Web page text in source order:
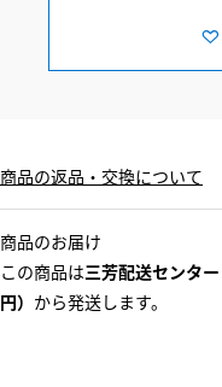
商品の返品・交換について
商品のお届け
この商品は三芳配送センタ
円） から発送します。